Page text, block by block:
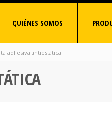
QUIÉNES SOMOS
adhesiva antiestática